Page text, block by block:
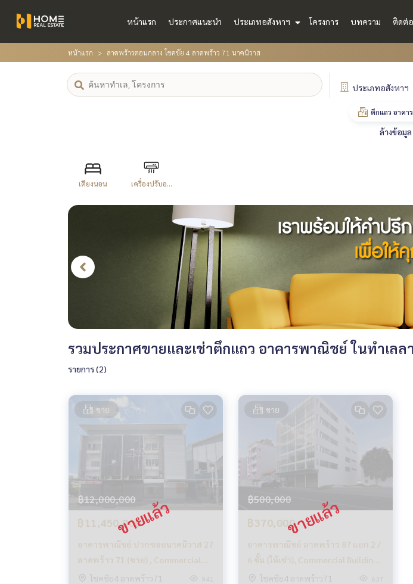
หน้าแรก ประกาศแนะนำ ประเภทอสังหาฯ โครงการ บทความ ติดต่อ
หน้าแรก ลาดพร้าวตอนกลาง โชคชัย 4 ลาดพร้าว 71 นาคนิวาส
ประเภทอสังหาฯ
ตึกแถว อาค
ล้างข้อมูล
เตียงนอน เครื่องปรับอ...
รวมประกาศขายและเช่าตึกแถว อาคารพาณิชย์ ในทำเล
รายการ (2)
ขาย
฿12,000,000
฿11,450,000
อาคารพาณิชย์ ปากซอยนาคนิวาส 27
ลาดพร้าว 71 (ขาย) , Commercial
Building Soi Nakniwat 27 Ladprao
โชคชัย4 ลาดพร้าว71 941
ขาย
฿500,000
฿370,000
อาคารพาณิชย์ ลาดพร้าว 87 แยก 2 /
6 ชั้น (ให้เช่า), Commercial Building
Ladprao 87 Yaek 2 / 6 Storey (FOR
โชคชัย4 ลาดพร้าว71 637